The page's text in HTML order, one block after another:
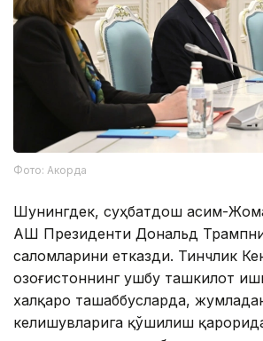
Фото: Акорда
Шунингдек, суҳбатдош Қасим-
АҚШ Президенти Дональд
саломларини етказди. Тинчлик
Қозоғистоннинг ушбу ташкилот
халқаро ташаббусларда,
келишувларига қўшилиш